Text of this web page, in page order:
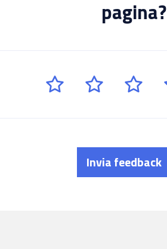
pagina?
Invia feedback